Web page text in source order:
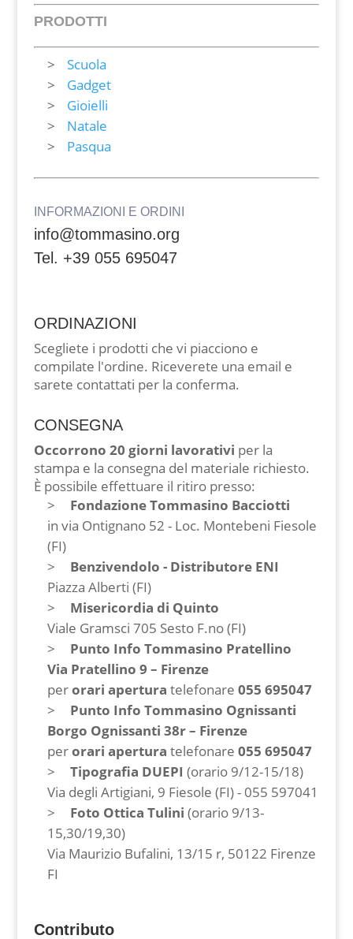
PRODOTTI
Scuola
Gadget
Gioielli
Natale
Pasqua
INFORMAZIONI E ORDINI
info@tommasino.org
Tel. +39 055 695047
ORDINAZIONI
Scegliete i prodotti che vi piacciono e
compilate l'ordine. Riceverete una email e
sarete contattati per la conferma.
CONSEGNA
Occorrono 20 giorni lavorativi per la
stampa e la consegna del materiale richiesto.
È possibile effettuare il ritiro presso:
Fondazione Tommasino Bacciotti
in via Ontignano 52 - Loc. Montebeni Fiesole
(FI)
Benzivendolo - Distributore ENI
Piazza Alberti (FI)
Misericordia di Quinto
Viale Gramsci 705 Sesto F.no (FI)
Punto Info Tommasino Pratellino
Via Pratellino 9 – Firenze
perorari apertura telefonare 055 695047
Punto Info Tommasino Ognissanti
Borgo Ognissanti 38r – Firenze
perorari apertura telefonare 055 695047
Tipografia DUEPI (orario 9/12-15/18)
Via degli Artigiani, 9 Fiesole (FI) - ‭055 597041‬
Foto Ottica Tulini (orario 9/13-
15,30/19,30)
Via Maurizio Bufalini, 13/15 r, 50122 Firenze
FI
Contributo